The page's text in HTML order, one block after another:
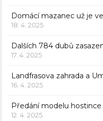
Domácí mazanec už je
18. 4. 2025
Dalších 784 dubů
17. 4. 2025
Landfrasova zahrada a
16. 4. 2025
Předání modelu
12. 4. 2025